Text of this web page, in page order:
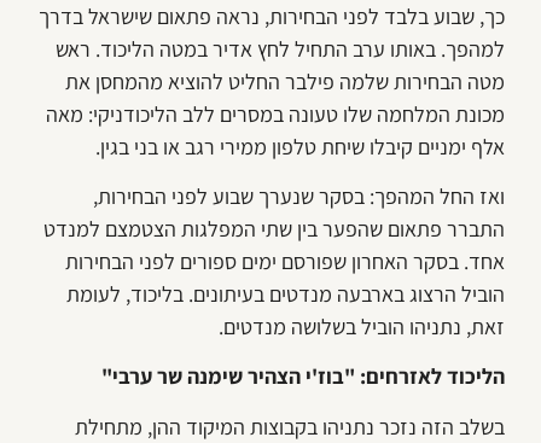
כך, שבוע בלבד לפני הבחירות, נראה פתאום שישראל בדרך
למהפך. באותו ערב התחיל לחץ אדיר במטה הליכוד. ראש
מטה הבחירות שלמה פילבר החליט להוציא מהמחסן את
מכונת המלחמה שלו טעונה במסרים ללב הליכודניקי: מאה
אלף ימניים קיבלו שיחת טלפון ממירי רגב או בני בגין.
ואז החל המהפך: בסקר שנערך שבוע לפני הבחירות,
התברר פתאום שהפער בין שתי המפלגות הצטמצם למנדט
אחד. בסקר האחרון שפורסם ימים ספורים לפני הבחירות
הוביל הרצוג בארבעה מנדטים בעיתונים. בליכוד, לעומת
זאת, נתניהו הוביל בשלושה מנדטים.
הליכוד לאזרחים: "בוז'י הצהיר שימנה שר ערבי"
בשלב הזה נזכר נתניהו בקבוצות המיקוד ההן, מתחילת